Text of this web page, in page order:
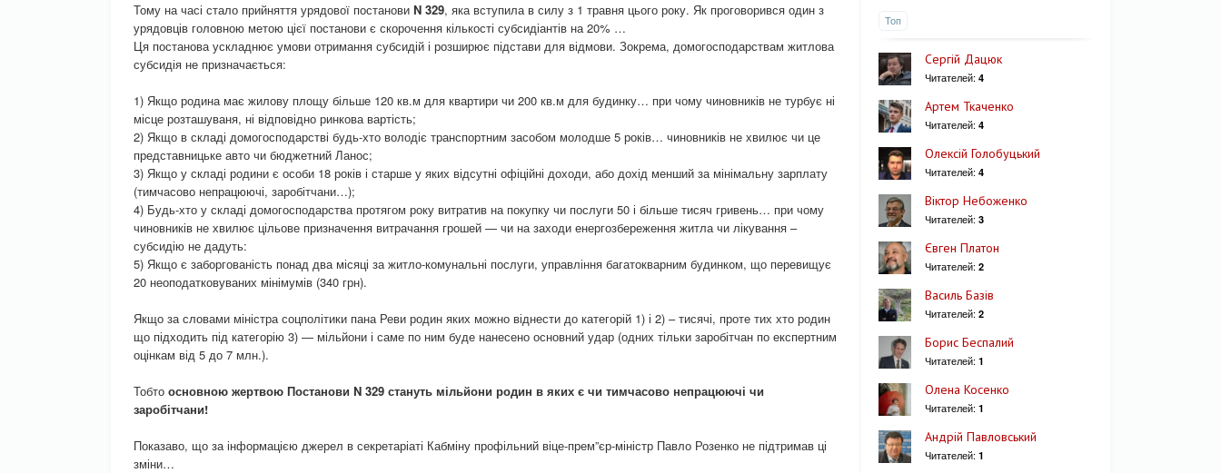
Тому на часі стало прийняття урядової постанови N 329, яка вступила в силу з 1 травня цього року. Як проговорився один з
урядовців головною метою цієї постанови є скорочення кількості субсидіантів на 20% …
Ця постанова ускладнює умови отримання субсидій і розширює підстави для відмови. Зокрема, домогосподарствам житлова
субсидія не призначається:
1) Якщо родина має жилову площу більше 120 кв.м для квартири чи 200 кв.м для будинку… при чому чиновників не турбує ні
місце розташуваня, ні відповідно ринкова вартість;
2) Якщо в складі домогосподарстві будь-хто володіє транспортним засобом молодше 5 років… чиновників не хвилює чи це
представницьке авто чи бюджетний Ланос;
3) Якщо у складі родини є особи 18 років і старше у яких відсутні офіційні доходи, або дохід менший за мінімальну зарплату
(тимчасово непрацюючі, заробітчани…);
4) Будь-хто у складі домогосподарства протягом року витратив на покупку чи послуги 50 і більше тисяч гривень… при чому
чиновників не хвилює цільове призначення витрачання грошей — чи на заходи енергозбереження житла чи лікування –
субсидію не дадуть:
5) Якщо є заборгованість понад два місяці за житло-комунальні послуги, управління багатокварним будинком, що перевищує
20 неоподатковуваних мінімумів (340 грн).
Якщо за словами міністра соцполітики пана Реви родин яких можно віднести до категорій 1) і 2) – тисячі, проте тих хто родин
що підходить під категорію 3) — мільйони і саме по ним буде нанесено основний удар (одних тільки заробітчан по експертним
оцінкам від 5 до 7 млн.).
Тобто основною жертвою Постанови N 329 стануть мільйони родин в яких є чи тимчасово непрацюючі чи
заробітчани!
Показаво, що за інформацією джерел в секретаріаті Кабміну профільний віце-прем”єр-міністр Павло Розенко не підтримав ці
зміни…
Топ
Сергій Дацюк
Читателей: 4
Артем Ткаченко
Читателей: 4
Олексій Голобуцький
Читателей: 4
Віктор Небоженко
Читателей: 3
Євген Платон
Читателей: 2
Василь Базів
Читателей: 2
Борис Беспалий
Читателей: 1
Олена Косенко
Читателей: 1
Андрій Павловський
Читателей: 1